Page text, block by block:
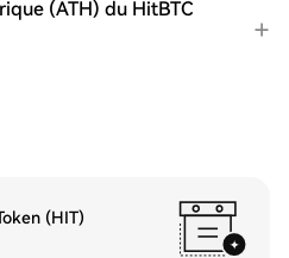
aux
HitChain
de HTX.
compte, de
(ATH) du HitBTC
(HIT)